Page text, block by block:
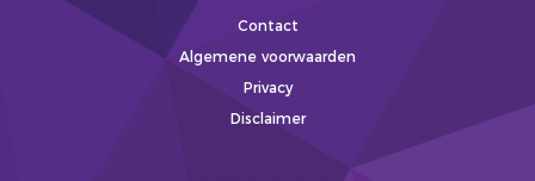
Contact
Algemene voorwaarden
Privacy
Disclaimer